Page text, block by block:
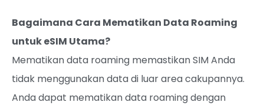
Bagaimana Cara Mematikan Data Roaming
untuk eSIM Utama?
Mematikan data roaming memastikan SIM Anda
tidak menggunakan data di luar area cakupannya.
Anda dapat mematikan data roaming dengan